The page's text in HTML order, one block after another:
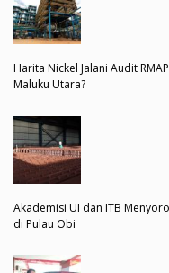
Harita Nickel Jalani Audit
Maluku Utara?
Akademisi UI dan ITB
di Pulau Obi